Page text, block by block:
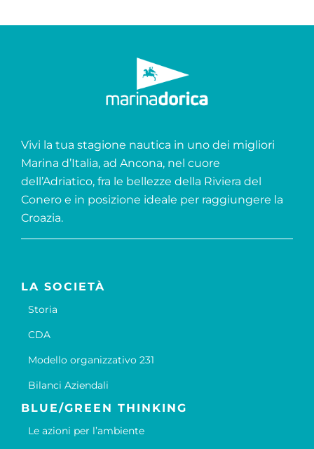
Vivi la tua stagione nautica in uno dei migliori
Marina d’Italia, ad Ancona, nel cuore
dell’Adriatico, fra le bellezze della Riviera del
Conero e in posizione ideale per raggiungere la
Croazia.
LA SOCIETÀ
Storia
CDA
Modello organizzativo 231
Bilanci Aziendali
BLUE/GREEN THINKING
Le azioni per l’ambiente